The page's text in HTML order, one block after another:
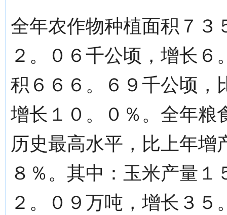
全年农作物种植面积７３
２。０６千公顷，增长
积６６６。６９千公顷，
增长１０。０％。全年粮
历史最高水平，比上年增
８％。其中：玉米产量
２。０９万吨，增长３